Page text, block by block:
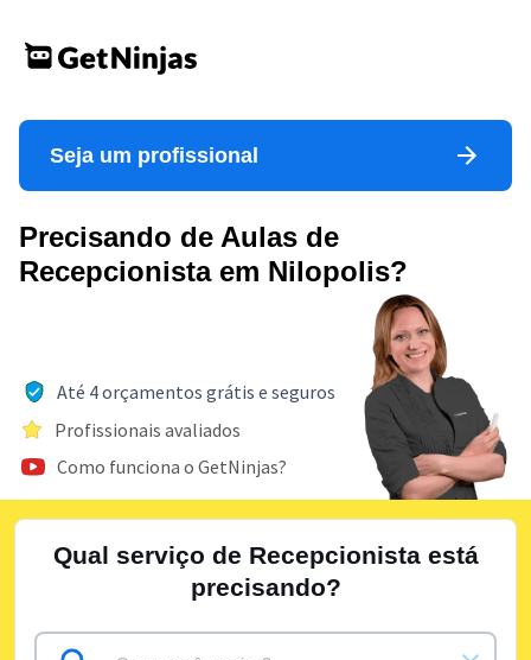
Seja um profissional
Precisando de Aulas de
Recepcionista em Nilopolis?
Até 4 orçamentos grátis e seguros
Profissionais avaliados
Como funciona o GetNinjas?
Qual serviço de Recepcionista está
precisando?